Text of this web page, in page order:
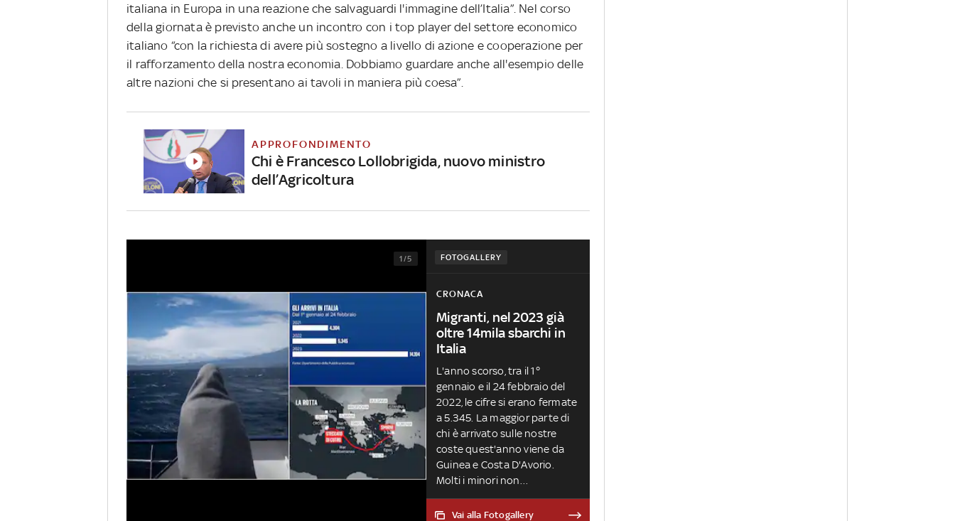
italiana in Europa in una reazione che salvaguardi l'immagine dell’Italia”. Nel corso
della giornata è previsto anche un incontro con i top player del settore economico
italiano “con la richiesta di avere più sostegno a livello di azione e cooperazione per
il rafforzamento della nostra economia. Dobbiamo guardare anche all'esempio delle
altre nazioni che si presentano ai tavoli in maniera più coesa”.
APPROFONDIMENTO
Chi è Francesco Lollobrigida, nuovo ministro
dell’Agricoltura
FOTOGALLERY
1/5
CRONACA
Migranti, nel 2023 già
oltre 14mila sbarchi in
Italia
L'anno scorso, tra il 1°
gennaio e il 24 febbraio del
2022, le cifre si erano fermate
a 5.345. La maggior parte di
chi è arrivato sulle nostre
coste quest'anno viene da
Guinea e Costa D'Avorio.
Molti i minori non
accompagnati: 861, con dati
aggiornati al 20 febbraio
Vai alla Fotogallery